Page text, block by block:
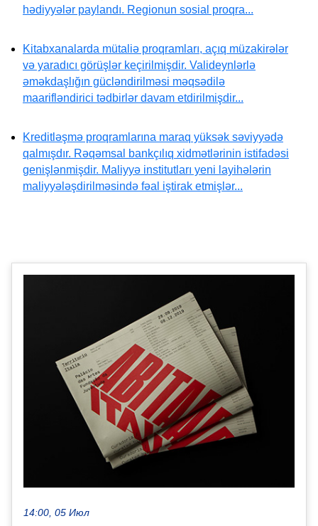
hədiyyələr paylandı. Regionun sosial proqra...
Kitabxanalarda mütaliə proqramları, açıq müzakirələr
və yaradıcı görüşlər keçirilmişdir. Valideynlərlə
əməkdaşlığın gücləndirilməsi məqsədilə
maarifləndirici tədbirlər davam etdirilmişdir...
Kreditləşmə proqramlarına maraq yüksək səviyyədə
qalmışdır. Rəqəmsal bankçılıq xidmətlərinin istifadəsi
genişlənmişdir. Maliyyə institutları yeni layihələrin
maliyyələşdirilməsində fəal iştirak etmişlər...
14:00, 05 Июл